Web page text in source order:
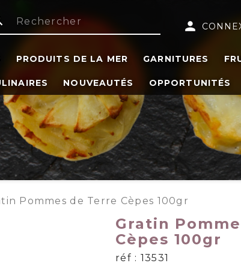
person
PRODUITS DE LA MER GARNITURES
NOUVEAUTÉS OPPORTUNITÉS
Pommes de Terre Cèpes 100gr
Gratin
Cèpes 100gr
réf : 13531